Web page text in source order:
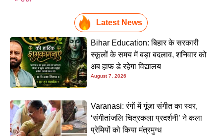
Latest News
Bihar Education: बिहार के सरकारी
स्कूलों के समय में बड़ा बदलाव, शनिवार को
अब हाफ डे रहेगा विद्यालय
August 7, 2026
Varanasi: रंगों में गूंजा संगीत का स्वर,
‘संगीतांजलि चित्रकला प्रदर्शनी’ ने कला
प्रेमियों को किया मंत्रमुग्ध